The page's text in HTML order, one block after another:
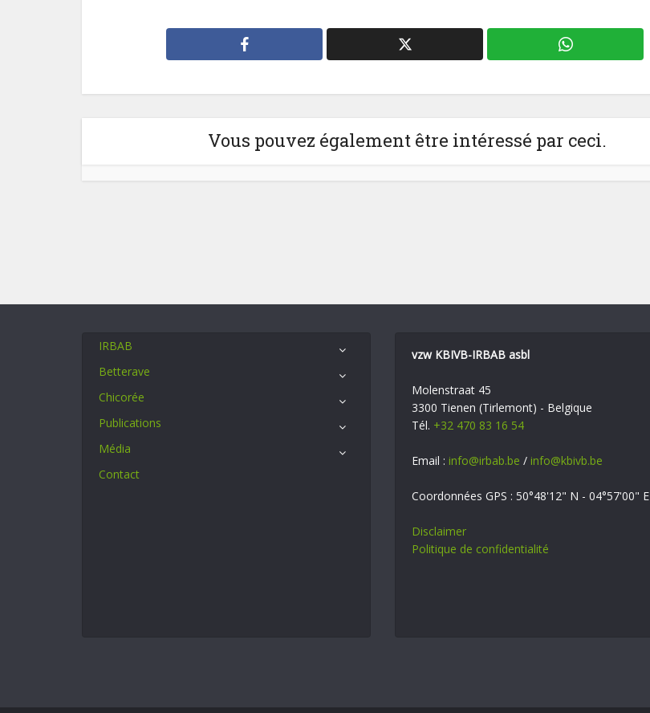
Vous pouvez également être intéressé par ceci.
IRBAB
Betterave
Chicorée
Publications
Média
Contact
vzw KBIVB-IRBAB asbl
Molenstraat 45
3300 Tienen (Tirlemont) - Belgique
Tél. +32 470 83 16 54
Email : info@irbab.be / info@kbivb.be
Coordonnées GPS : 50°48'12" N - 04°57'00" E
Disclaimer
Politique de confidentialité